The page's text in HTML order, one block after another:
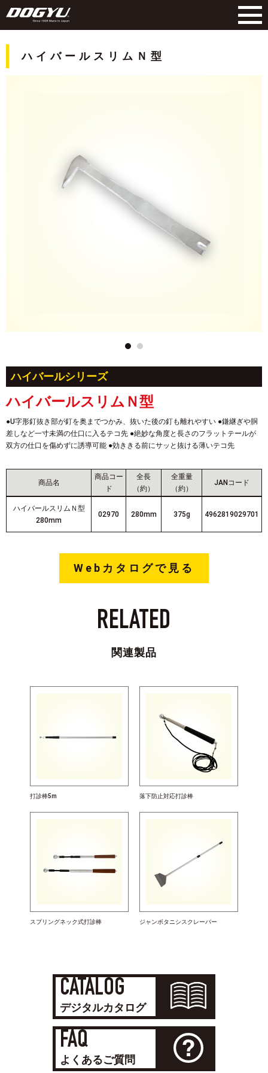
ハイバールスリムＮ型
ハイバールシリーズ
ハイバールスリムＮ型
●U字形釘抜き部が釘を奥までつかみ、抜いた後の釘も離れやすい ●鎌継ぎや胴
差しなど一寸未満の仕口に入るテコ先 ●絶妙な角度と長さのフラットテールが
双方の仕口を傷めずに誘導可能 ●効ききる前にサッと抜ける薄いテコ先
商品名
商品コー
ド
全長
（約）
全重量
（約）
JANコード
ハイバールスリムＮ型
280mm
02970 280mm 375g 4962819029701
Webカタログで見る
RELATED
関連製品
打診棒5m 落下防止対応打診棒
スプリングネック式打診棒 ジャンボタニシスクレーパー
CATALOG
デジタルカタログ
FAQ
よくあるご質問